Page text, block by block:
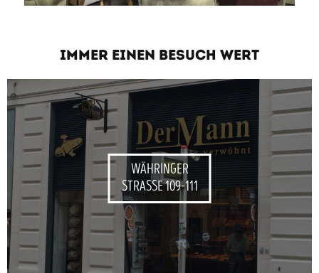
IMMER EINEN BESUCH WERT
WÄHRINGER
STRASSE 109-111